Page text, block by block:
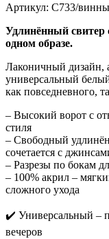
Артикул: С733/
Удлинённый свитер
одном образе.
Лаконичный дизайн,
универсальный
как повседневного,
– Высокий ворот с
стиля
– Свободный
сочетается с
– Разрезы по бокам
– 100% акрил –
сложного ухода
✔️ Универсальный –
вечеров